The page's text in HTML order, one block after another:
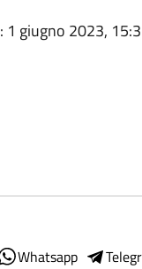
: 1 giugno 2023,
Whatsapp